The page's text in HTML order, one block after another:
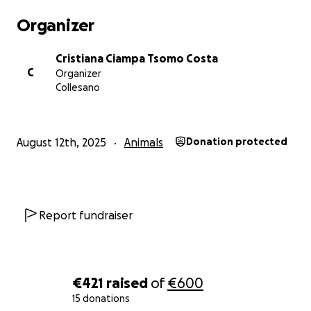
€421 raised of€600
15 donations
Organizer
C
Cristiana Ciampa Tsomo Costa
Organizer
Collesano
August 12th, 2025 Animals Donation protected
Report fundraiser